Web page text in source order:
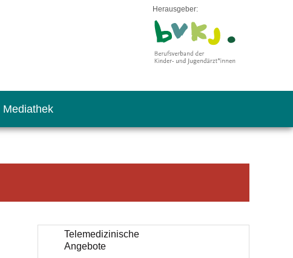
Herausgeber:
Mediathek
Telemedizinische
Angebote